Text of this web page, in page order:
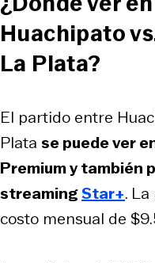
Huachipato
La Plata?
El partido entre
Plata se puede ver
Premium y también
streamingStar+.
costo mensual de